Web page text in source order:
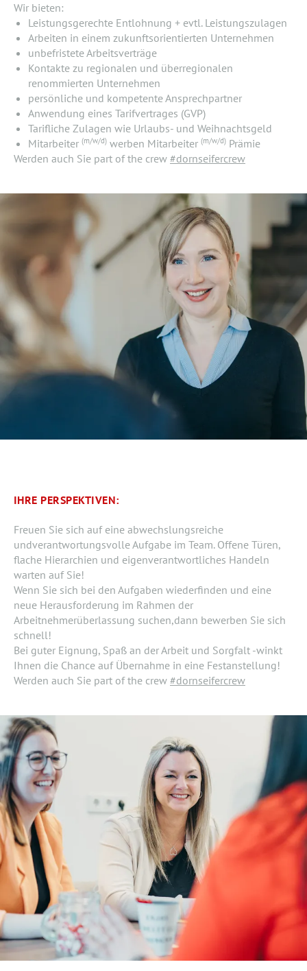
Wir bieten:
Leistungsgerechte Entlohnung + evtl. Leistungszulagen
Arbeiten in einem zukunftsorientierten Unternehmen
unbefristete Arbeitsverträge
Kontakte zu regionalen und überregionalen
renommierten Unternehmen
persönliche und kompetente Ansprechpartner
Anwendung eines Tarifvertrages (GVP)
Tarifliche Zulagen wie Urlaubs- und Weihnachtsgeld
Mitarbeiter (m/w/d)werben Mitarbeiter (m/w/d)Prämie
Werden auch Sie part of the crew #dornseifercrew
IHRE PERSPEKTIVEN:
Freuen Sie sich auf eine abwechslungsreiche
undverantwortungsvolle Aufgabe im Team. Offene Türen,
flache Hierarchien und eigenverantwortliches Handeln
warten auf Sie!
Wenn Sie sich bei den Aufgaben wiederfinden und eine
neue Herausforderung im Rahmen der
Arbeitnehmerüberlassung suchen,dann bewerben Sie sich
schnell!
Bei guter Eignung, Spaß an der Arbeit und Sorgfalt -winkt
Ihnen die Chance auf Übernahme in eine Festanstellung!
Werden auch Sie part of the crew #dornseifercrew